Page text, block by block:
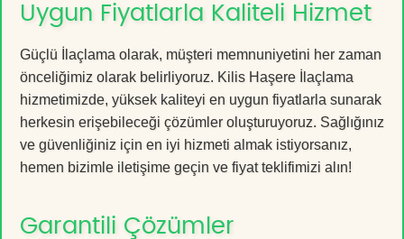
Uygun Fiyatlarla Kaliteli Hizmet
Güçlü İlaçlama olarak, müşteri memnuniyetini her zaman
önceliğimiz olarak belirliyoruz. Kilis Haşere İlaçlama
hizmetimizde, yüksek kaliteyi en uygun fiyatlarla sunarak
herkesin erişebileceği çözümler oluşturuyoruz. Sağlığınız
ve güvenliğiniz için en iyi hizmeti almak istiyorsanız,
hemen bizimle iletişime geçin ve fiyat teklifimizi alın!
Garantili Çözümler